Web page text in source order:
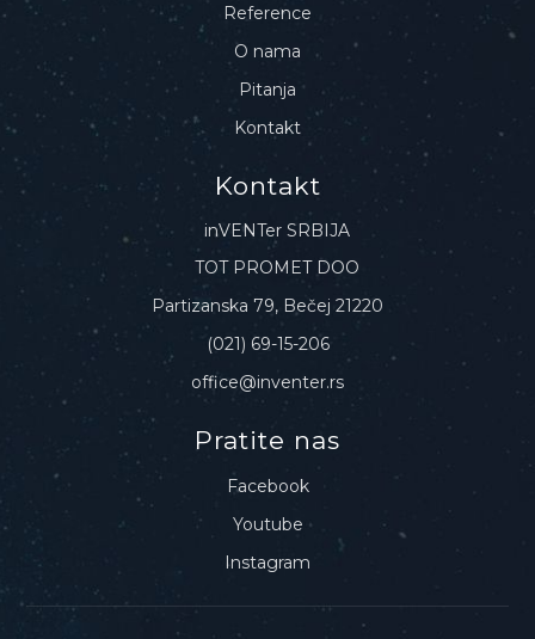
Reference
O nama
Pitanja
Kontakt
Kontakt
inVENTer SRBIJA
TOT PROMET DOO
Partizanska 79, Bečej 21220
(021) 69-15-206
office@inventer.rs
Pratite nas
Facebook
Youtube
Instagram